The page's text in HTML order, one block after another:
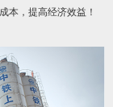
本，提高经济效益！